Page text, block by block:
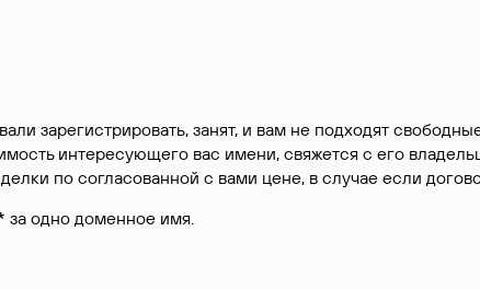
зарегистрировать, занят, и вам не подходят
интересующего вас имени, свяжется с его
по согласованной с вами цене, в случае если
за одно доменное имя.